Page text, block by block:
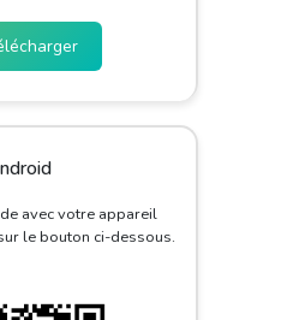
avec votre appareil
le bouton ci-dessous.